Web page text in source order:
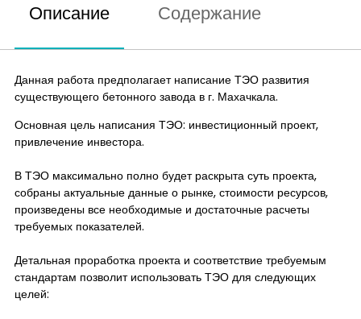
Описание Содержание
Данная работа предполагает написание ТЭО развития
существующего бетонного завода в г. Махачкала.
Основная цель написания ТЭО: инвестиционный проект,
привлечение инвестора.
В ТЭО максимально полно будет раскрыта суть проекта,
собраны актуальные данные о рынке, стоимости ресурсов,
произведены все необходимые и достаточные расчеты
требуемых показателей.
Детальная проработка проекта и соответствие требуемым
стандартам позволит использовать ТЭО для следующих
целей: